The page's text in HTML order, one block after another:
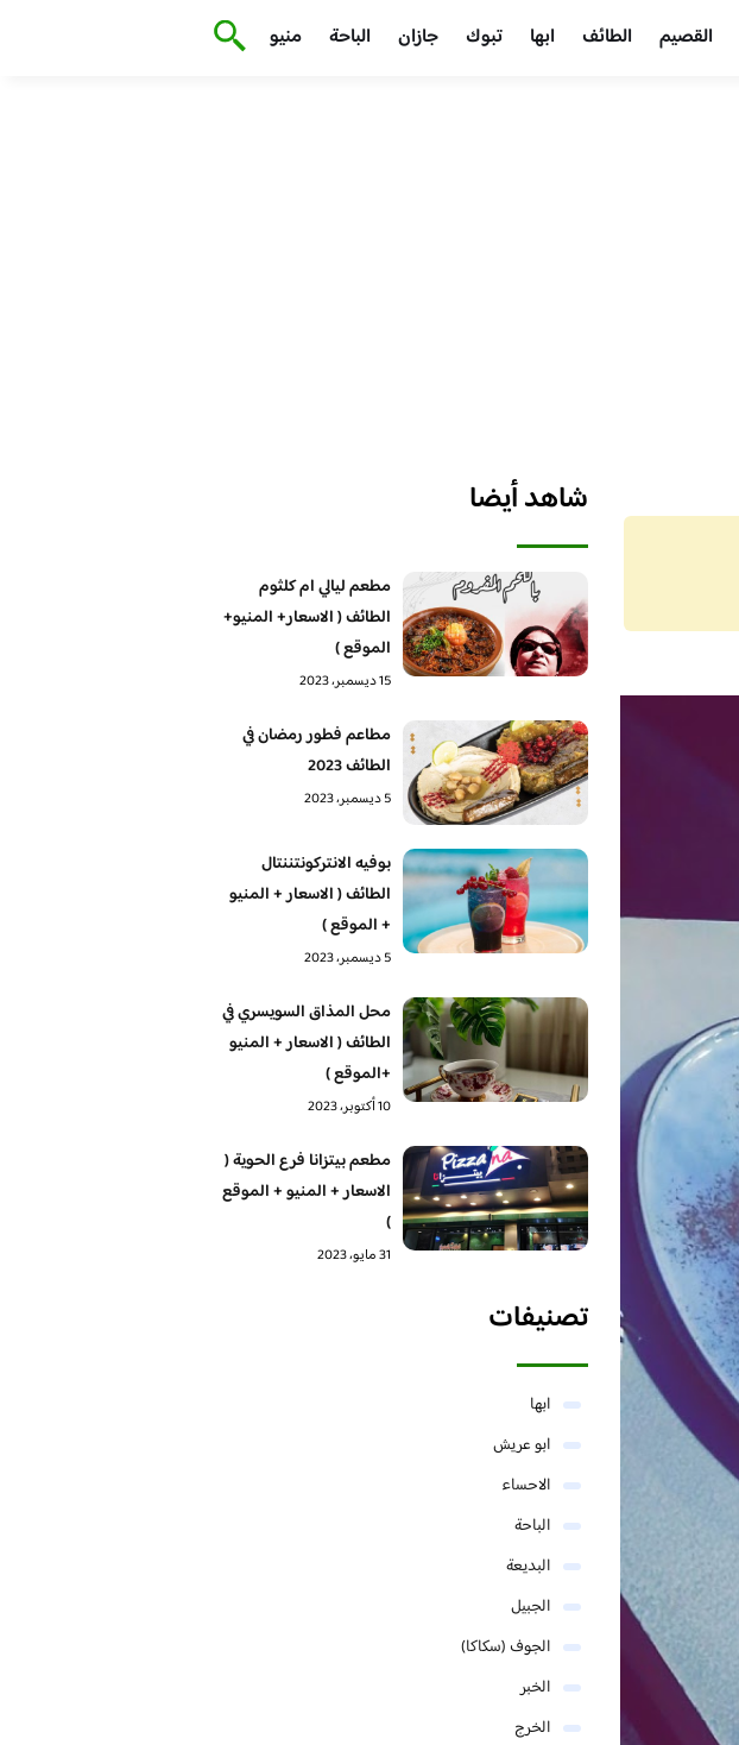
القصيم الطائف ابها تبوك جازان الباحة منيو
شاهد أيضا
مطعم ليالي ام كلثوم
الطائف ( الاسعار+ المنيو+
الموقع )
15 ديسمبر، 2023
مطاعم فطور رمضان في
الطائف 2023
5 ديسمبر، 2023
بوفيه الانتركونتننتال
الطائف ( الاسعار + المنيو
+ الموقع )
5 ديسمبر، 2023
محل المذاق السويسري في
الطائف ( الاسعار + المنيو
+الموقع )
10 أكتوبر، 2023
مطعم بيتزانا فرع الحوية (
الاسعار + المنيو + الموقع
)
31 مايو، 2023
تصنيفات
ابها
ابو عريش
الاحساء
الباحة
البديعة
الجبيل
الجوف (سكاكا)
الخبر
الخرج